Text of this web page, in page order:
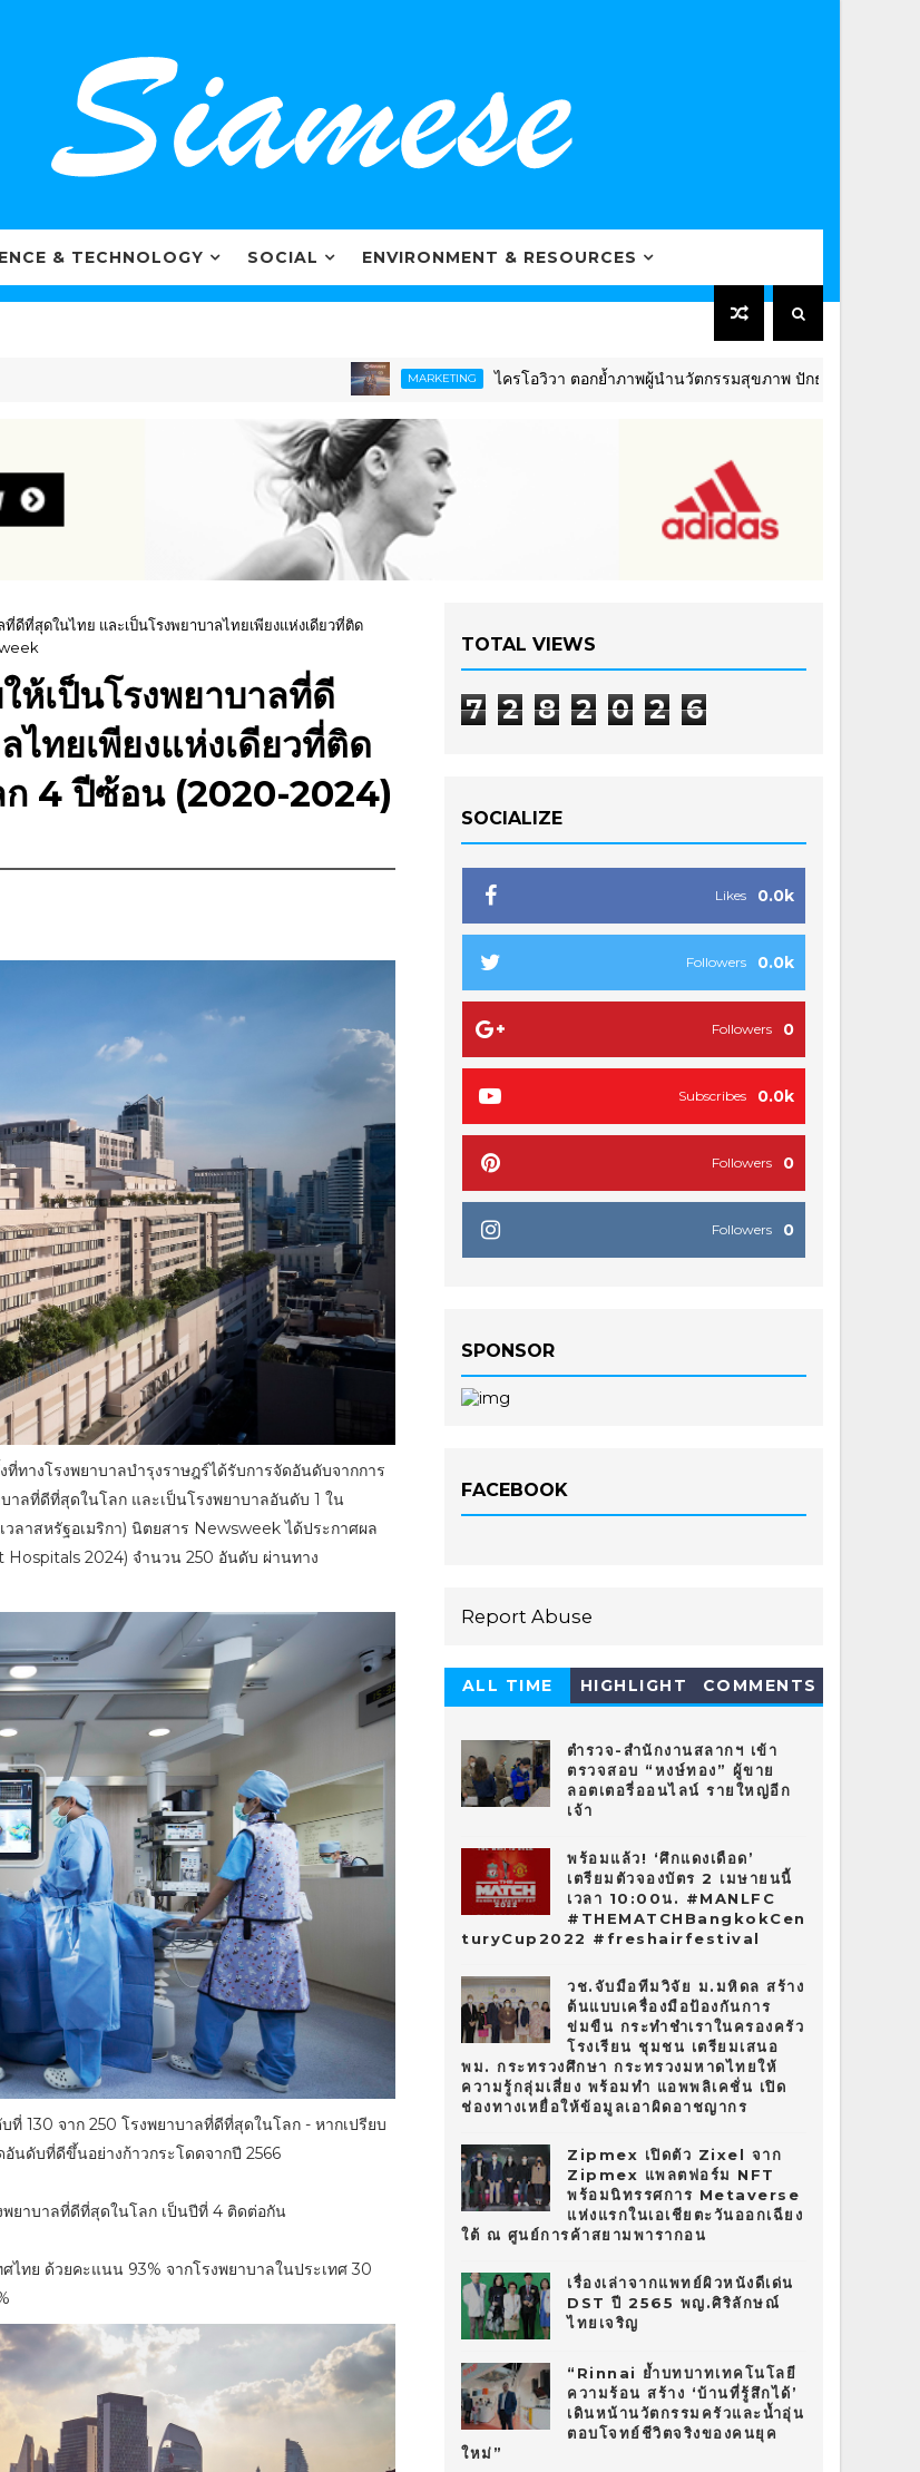
& TECHNOLOGY SOCIAL ENVIRONMENT & RESOURCES
MARKETING ไครโอวิวา ตอกย้ำภาพผู้นำนวัตกรรมสุขภาพ ปักธงดันไทยสู่ “Global
ดีที่สุดในไทย และเป็นโรงพยาบาลไทยเพียงแห่งเดียวที่ติด
ห้เป็นโรงพยาบาลที่ดี
ไทยเพียงแห่งเดียวที่ติด
4 ปีซ้อน (2020-2024)
ทางโรงพยาบาลบำรุงราษฎร์ได้รับการจัดอันดับจากการ
ลที่ดีที่สุดในโลก และเป็นโรงพยาบาลอันดับ 1 ใน
ลาสหรัฐอเมริกา) นิตยสาร Newsweek ได้ประกาศผล
2024) จำนวน 250 อันดับ ผ่านทาง
130 จาก 250 โรงพยาบาลที่ดีที่สุดในโลก - หากเปรียบ
นดับที่ดีขึ้นอย่างก้าวกระโดดจากปี 2566
พยาบาลที่ดีที่สุดในโลก เป็นปีที่ 4 ติดต่อกัน
ไทย ด้วยคะแนน 93% จากโรงพยาบาลในประเทศ 30
TOTAL VIEWS
7 2 8 2 0 2 6
SOCIALIZE
0.0k
Likes
0.0k
Followers
0
Followers
0.0k
Subscribes
0
Followers
0
Followers
SPONSOR
FACEBOOK
Report Abuse
ALL TIME
HIGHLIGHT COMMENTS
ตำรวจ-สำนักงานสลากฯ เข้า
ตรวจสอบ “หงษ์ทอง” ผู้ขาย
ลอตเตอรี่ออนไลน์ รายใหญ่อีก
เจ้า
พร้อมแล้ว! ‘ศึกแดงเดือด’
เตรียมตัวจองบัตร 2 เมษายนนี้
เวลา 10:00น. #MANLFC
#THEMATCHBangkokCen
turyCup2022 #freshairfestival
วช.จับมือทีมวิจัย ม.มหิดล สร้าง
ต้นแบบเครื่องมือป้องกันการ
ข่มขืน กระทำชำเราในครองครัว
โรงเรียน ชุมชน เตรียมเสนอ
พม. กระทรวงศึกษา กระทรวงมหาดไทยให้
ความรู้กลุ่มเสี่ยง พร้อมทำ แอพพลิเคชั่น เปิด
ช่องทางเหยื่อให้ข้อมูลเอาผิดอาชญากร
Zipmex เปิดตัว Zixel จาก
Zipmex แพลตฟอร์ม NFT
พร้อมนิทรรศการ Metaverse
แห่งแรกในเอเชียตะวันออกเฉียง
ใต้ ณ ศูนย์การค้าสยามพารากอน
เรื่องเล่าจากแพทย์ผิวหนังดีเด่น
DST ปี 2565 พญ.ศิริลักษณ์
ไทยเจริญ
“Rinnai ย้ำบทบาทเทคโนโลยี
ความร้อน สร้าง ‘บ้านที่รู้สึกได้’
เดินหน้านวัตกรรมครัวและน้ำอุ่น
ตอบโจทย์ชีวิตจริงของคนยุค
ใหม่”